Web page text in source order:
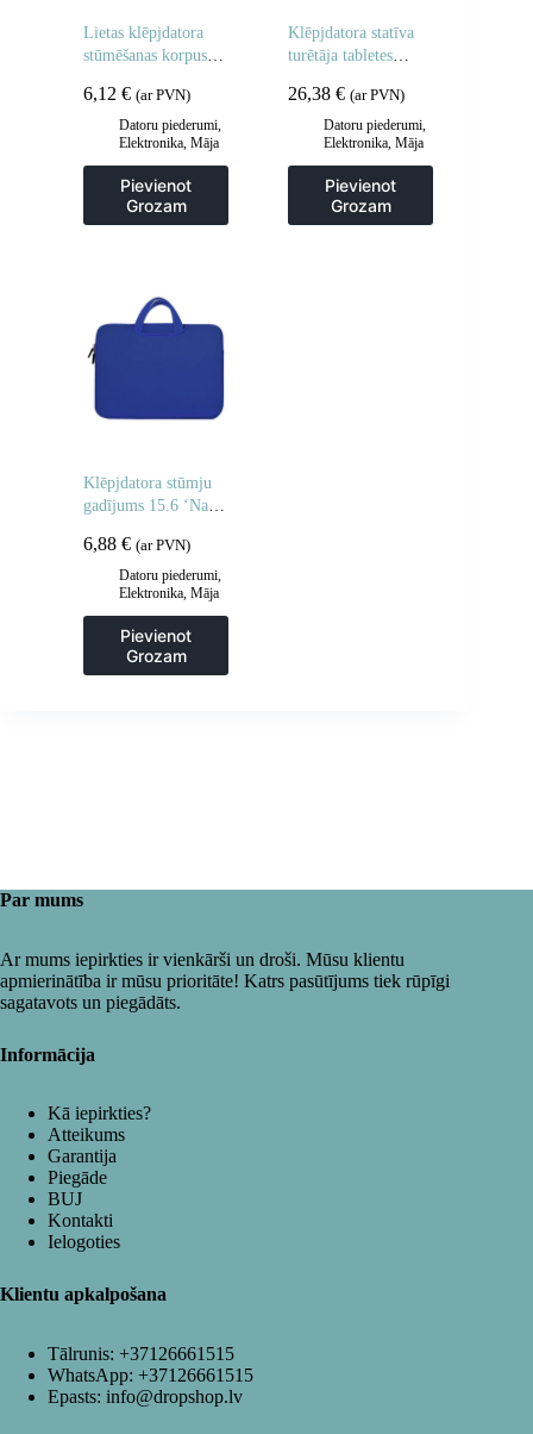
Lietas klēpjdatora
stūmēšanas korpusa
pelēks
6,12 € (ar PVN)
Datoru piederumi
Elektronika Māja
Pievienot
Grozam
Klēpjdatora statīva
turētāja tabletes
sudraba alumīnija
tablete
26,38€ (ar PVN)
Datoru piederumi
Elektronika ,Māja
Pievienot
Grozam
Klēpjdatora stūmju
gadījums 15.6 ‘Navy
6,88 € (ar PVN)
Datoru piederumi,
Elektronika, Māja
Pievienot
Grozam
Par mums
Ar mums iepirkties ir vienkārši un droši. Mūsu klientu
apmierinātība ir mūsu prioritāte! Katrs pasūtījums tiek rūpīgi
sagatavots un piegādāts.
Informācija
Kā iepirkties?
Atteikums
Garantija
Piegāde
BUJ
Kontakti
Ielogoties
Klientu apkalpošana
Tālrunis: +37126661515
WhatsApp: +37126661515
Epasts: info@dropshop.lv